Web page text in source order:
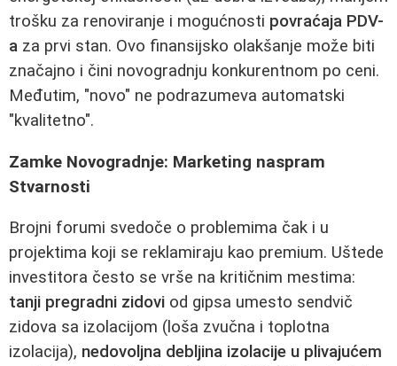
trošku za renoviranje i mogućnosti povraćaja PDV-
a za prvi stan. Ovo finansijsko olakšanje može biti
značajno i čini novogradnju konkurentnom po ceni.
Međutim, "novo" ne podrazumeva automatski
"kvalitetno".
Zamke Novogradnje: Marketing naspram
Stvarnosti
Brojni forumi svedoče o problemima čak i u
projektima koji se reklamiraju kao premium. Uštede
investitora često se vrše na kritičnim mestima:
tanji pregradni zidovi od gipsa umesto sendvič
zidova sa izolacijom (loša zvučna i toplotna
izolacija), nedovoljna debljina izolacije u plivajućem